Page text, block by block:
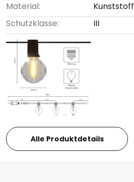
Material:
Kunststoff
Schutzklasse:
III
Alle Produktdetails